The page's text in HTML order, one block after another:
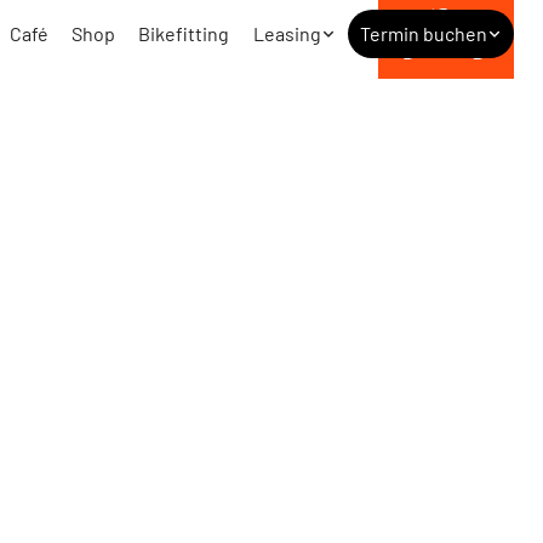
Café Shop Bikefitting Leasing Termin buchen